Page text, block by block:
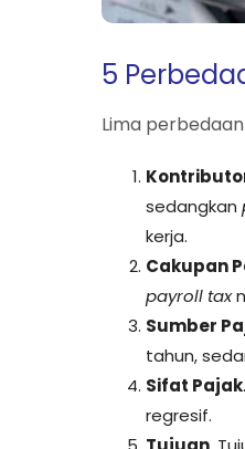
5
Lima
sedangkan
kerja.
Cakupan
payroll tax
Sumber
tahun,
Sifat Pajak.
regresif.